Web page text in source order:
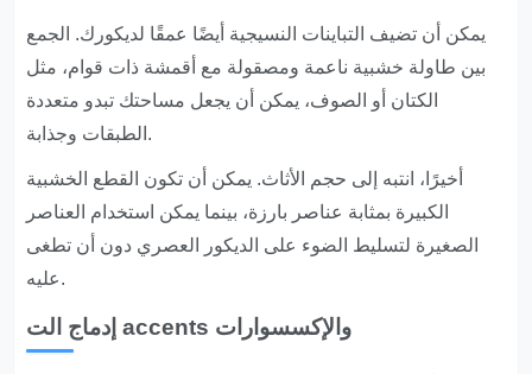
يمكن أن تضيف التباينات النسيجية أيضًا عمقًا لديكورك. الجمع
بين طاولة خشبية ناعمة ومصقولة مع أقمشة ذات قوام، مثل
الكتان أو الصوف، يمكن أن يجعل مساحتك تبدو متعددة
الطبقات وجذابة.
أخيرًا، انتبه إلى حجم الأثاث. يمكن أن تكون القطع الخشبية
الكبيرة بمثابة عناصر بارزة، بينما يمكن استخدام العناصر
الصغيرة لتسليط الضوء على الديكور العصري دون أن تطغى
عليه.
إدماج الت accents والإكسسوارات